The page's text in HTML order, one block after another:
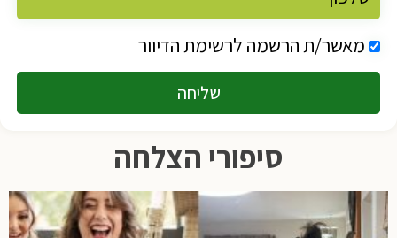
מאשר/ת הרשמה לרשימת הדיוור
שליחה
סיפורי הצלחה